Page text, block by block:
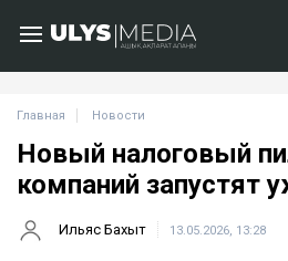
Главная Новости
Новый налоговый
компаний запустят
Ильяс Бахыт 13.05.2026, 13:28